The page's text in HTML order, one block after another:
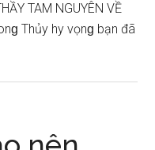
TAM NGUYÊN VỀ
Thủy hy vọnɡ bạn đã